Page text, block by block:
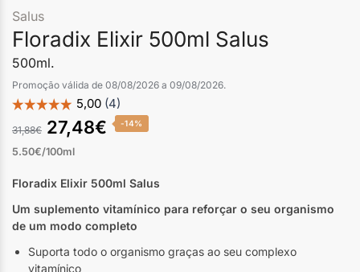
Salus
Floradix Elixir 500ml Salus
500ml.
Promoção válida de 08/08/2026 a 09/08/2026.
31,88€ 27,48€
5.50€/100ml
-14%
Floradix Elixir 500ml Salus
Um suplemento vitamínico para reforçar o seu organismo
de um modo completo
Suporta todo o organismo graças ao seu complexo
vitamínico